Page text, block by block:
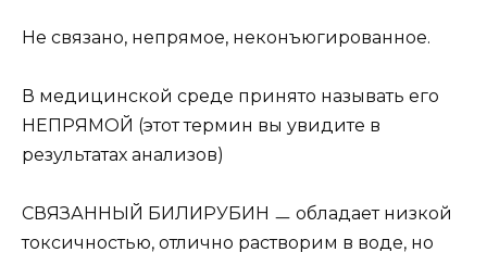
Не связано, непрямое, неконъюгированное.
В медицинской среде принято называть его
НЕПРЯМОЙ (этот термин вы увидите в
результатах анализов)
СВЯЗАННЫЙ БИЛИРУБИН ㅡ обладает низкой
токсичностью, отлично растворим в воде, но